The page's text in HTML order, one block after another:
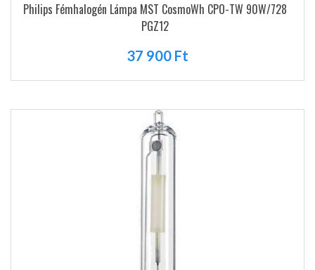
Philips Fémhalogén Lámpa MST CosmoWh CPO-TW 90W/728
PGZ12
37 900 Ft